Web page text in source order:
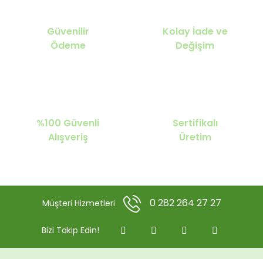
Güvenilir
Ödeme
Kolay İade ve
Değişim
%100 Güvenli
Alışveriş
Sertifikalı
Üretim
Müşteri Hizmetleri 0 282 264 27 27
Bizi Takip Edin!